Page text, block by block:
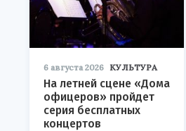
6 августа 2026 КУЛЬТУРА
На летней сцене «Дома
офицеров» пройдет
серия бесплатных
концертов